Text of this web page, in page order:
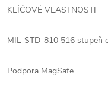
KLÍČOVÉ VLASTNOSTI
MIL-STD-810 516 stupeň
Podpora MagSafe